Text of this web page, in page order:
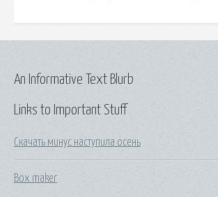
Links to Important Stuff
Скачать минус наступила осень
Box maker
An Informative Text Blurb